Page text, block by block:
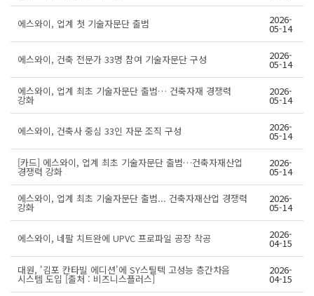
에스와이, 업계 첫 기술자문단 출범 2026-
05-14
에스와이, 건축 전문가 33명 참여 기술자문단 구성 2026-
05-14
에스와이, 업계 최초 기술자문단 출범… 건축자재 경쟁력
강화
2026-
05-14
에스와이, 건축사 중심 33인 자문 조직 구성 2026-
05-14
[카드] 에스와이, 업계 최초 기술자문단 출범…건축자재산업
경쟁력 강화
2026-
05-14
에스와이, 업계 최초 기술자문단 출범... 건축자재산업 경쟁력
강화
2026-
05-14
에스와이, 네팔 치트완에 UPVC 프로파일 공장 착공 2026-
04-15
대원, '김포 칸타빌 에디션'에 SY스틸텍 고성능 층간차음
시스템 도입 [출처 : 비즈니스플러스]
2026-
04-15